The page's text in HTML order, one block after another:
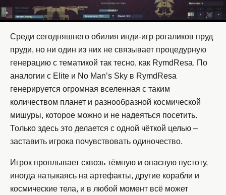
Среди сегодняшнего обилия инди-игр рогаликов пруд
пруди, но ни один из них не связывает процедурную
генерацию с тематикой так тесно, как RymdResa. По
аналогии с Elite и No Man’s Sky в RymdResa
генерируется огромная вселенная с таким
количеством планет и разнообразной космической
мишуры, которое можно и не надеяться посетить.
Только здесь это делается с одной чёткой целью –
заставить игрока почувствовать одиночество.
Игрок проплывает сквозь тёмную и опасную пустоту,
иногда натыкаясь на артефакты, другие корабли и
космические тела, и в любой момент всё может